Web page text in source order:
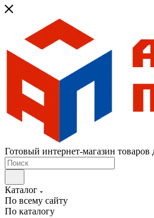
Готовый интернет-магазин товаров
Каталог
По всему сайту
По каталогу